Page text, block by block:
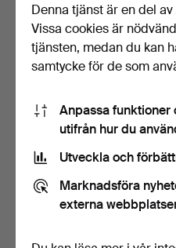
Canon WFT-E7B 2 Wireless
File Transmitter.
1 dag
159 USD
Denna tjänst är en del
Vissa cookies är
tjänsten, medan du kan
samtycke för de som
Anpassa funktioner
utifrån hur du
Utveckla och
Marknadsföra
externa